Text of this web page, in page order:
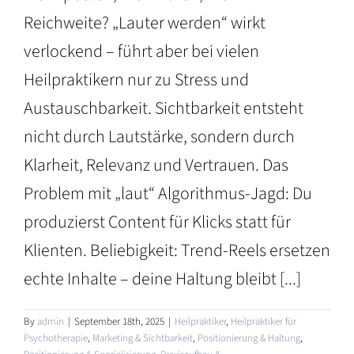
Reichweite? „Lauter werden“ wirkt
verlockend – führt aber bei vielen
Heilpraktikern nur zu Stress und
Austauschbarkeit. Sichtbarkeit entsteht
nicht durch Lautstärke, sondern durch
Klarheit, Relevanz und Vertrauen. Das
Problem mit „laut“ Algorithmus-Jagd: Du
produzierst Content für Klicks statt für
Klienten. Beliebigkeit: Trend-Reels ersetzen
echte Inhalte – deine Haltung bleibt [...]
Byadmin | September 18th, 2025 | Heilpraktiker, Heilpraktiker für
Psychotherapie, Marketing & Sichtbarkeit, Positionierung & Haltung,